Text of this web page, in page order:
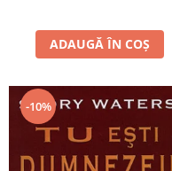
ADAUGĂ ÎN COȘ
-10%